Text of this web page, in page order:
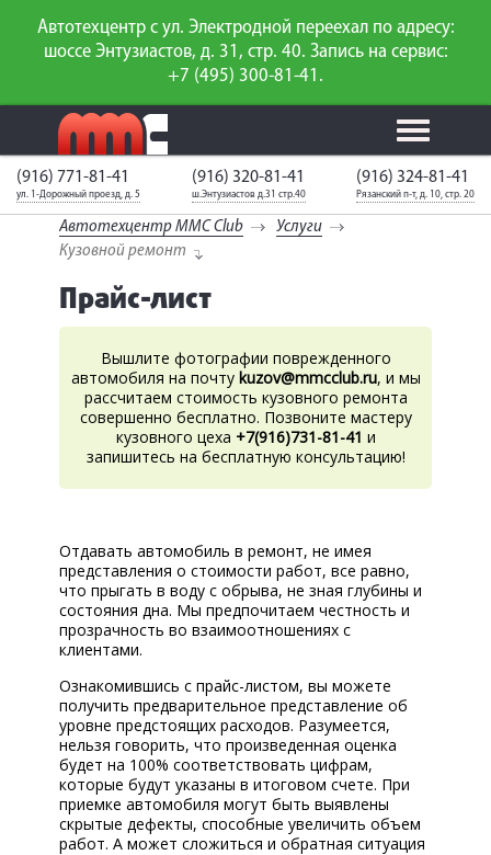
Автотехцентр с ул. Электродной переехал по адресу:
шоссе Энтузиастов, д. 31, стр. 40. Запись на сервис:
+7 (495) 300-81-41.
Калькулятор
ТО
Каталог
запчастей
Калькулятор
слесарного
ремонта
Ваш автомобиль
неизвестен
О СЕРВИСЕ
АКЦИИ
УСЛУГИ
ЦЕНЫ
ЗАПЧАСТИ
ОТЗЫВЫ
КОНТАКТЫ
ЗАПИСЬ НА СЕРВИС
ЗАДАТЬ ВОПРОС
(916) 771-81-41
ул. 1-Дорожный проезд, д. 5
(916) 320-81-41
ш.Энтузиастов д.31 стр.40
(916) 324-81-41
Рязанский п-т, д. 10, стр. 20
Автотехцентр MMC Club
Услуги
Кузовной ремонт
Прайс-лист
Вышлите фотографии поврежденного
автомобиля на почту kuzov@mmcclub.ru, и мы
рассчитаем стоимость кузовного ремонта
совершенно бесплатно. Позвоните мастеру
кузовного цеха +7(916)731-81-41 и
запишитесь на бесплатную консультацию!
Отдавать автомобиль в ремонт, не имея
представления о стоимости работ, все равно,
что прыгать в воду с обрыва, не зная глубины и
состояния дна. Мы предпочитаем честность и
прозрачность во взаимоотношениях с
клиентами.
Ознакомившись с прайс-листом, вы можете
получить предварительное представление об
уровне предстоящих расходов. Разумеется,
нельзя говорить, что произведенная оценка
будет на 100% соответствовать цифрам,
которые будут указаны в итоговом счете. При
приемке автомобиля могут быть выявлены
скрытые дефекты, способные увеличить объем
работ. А может сложиться и обратная ситуация